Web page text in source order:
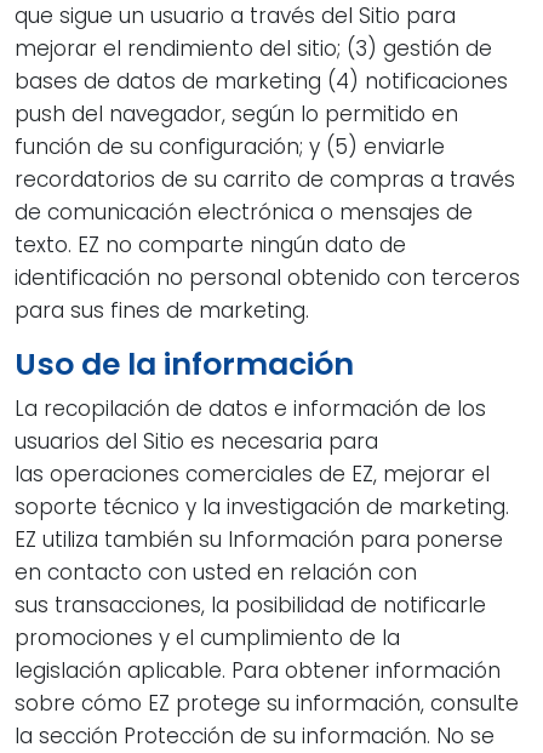
que sigue un usuario a través del Sitio para
mejorar el rendimiento del sitio; (3) gestión de
bases de datos de marketing (4) notificaciones
push del navegador, según lo permitido en
función de su configuración; y (5) enviarle
recordatorios de su carrito de compras a través
de comunicación electrónica o mensajes de
texto. EZ no comparte ningún dato de
identificación no personal obtenido con terceros
para sus fines de marketing.
Uso de la información
La recopilación de datos e información de los
usuarios del Sitio es necesaria para
las operaciones comerciales de EZ, mejorar el
soporte técnico y la investigación de marketing.
EZ utiliza también su Información para ponerse
en contacto con usted en relación con
sus transacciones, la posibilidad de notificarle
promociones y el cumplimiento de la
legislación aplicable. Para obtener información
sobre cómo EZ protege su información, consulte
la sección Protección de su información. No se